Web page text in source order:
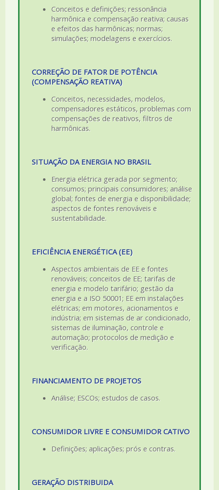
Conceitos e definições; ressonância
harmônica e compensação reativa; causas
e efeitos das harmônicas; normas;
simulações; modelagens e exercícios.
CORREÇÃO DE FATOR DE POTÊNCIA
(COMPENSAÇÃO REATIVA)
Conceitos, necessidades, modelos,
compensadores estáticos, problemas com
compensações de reativos, filtros de
harmônicas.
SITUAÇÃO DA ENERGIA NO BRASIL
Energia elétrica gerada por segmento;
consumos; principais consumidores; análise
global; fontes de energia e disponibilidade;
aspectos de fontes renováveis e
sustentabilidade.
EFICIÊNCIA ENERGÉTICA (EE)
Aspectos ambientais de EE e fontes
renováveis; conceitos de EE; tarifas de
energia e modelo tarifário; gestão da
energia e a ISO 50001; EE em instalações
elétricas; em motores, acionamentos e
indústria; em sistemas de ar condicionado,
sistemas de iluminação, controle e
automação; protocolos de medição e
verificação.
FINANCIAMENTO DE PROJETOS
Análise; ESCOs; estudos de casos.
CONSUMIDOR LIVRE E CONSUMIDOR CATIVO
Definições; aplicações; prós e contras.
GERAÇÃO DISTRIBUIDA